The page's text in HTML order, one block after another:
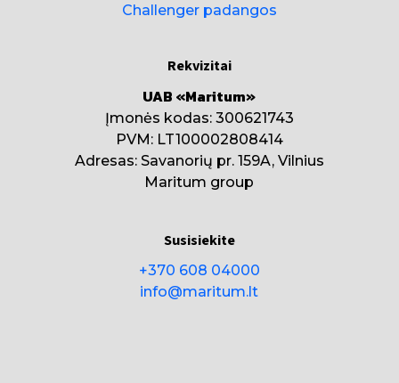
Challenger padangos
Rekvizitai
UAB «Maritum»
Įmonės kodas: 300621743
PVM: LT100002808414
Adresas: Savanorių pr. 159A, Vilnius
Maritum group
Susisiekite
+370 608 04000
info@maritum.lt